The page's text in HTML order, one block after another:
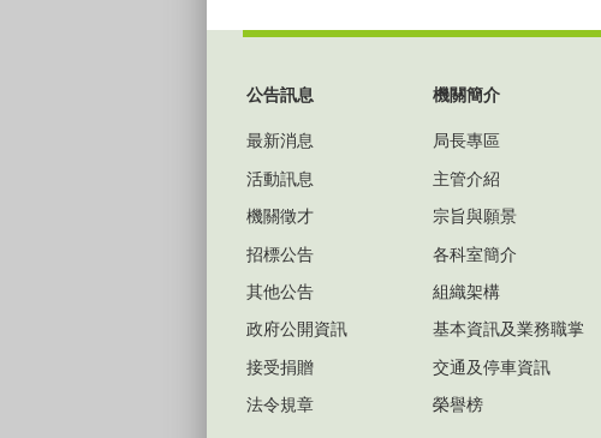
公告訊息
最新消息
活動訊息
機關徵才
招標公告
其他公告
政府公開資訊
接受捐贈
法令規章
機關簡介
局長專區
主管介紹
宗旨與願景
各科室簡介
組織架構
基本資訊及業務職掌
交通及停車資訊
榮譽榜